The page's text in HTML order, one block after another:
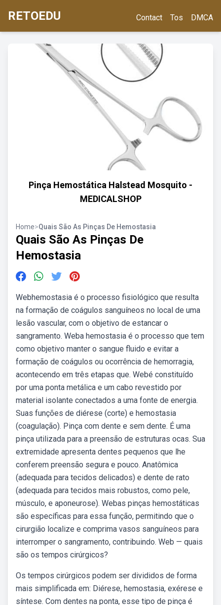
RETOEDU Contact Tos DMCA
Pinça Hemostática Halstead Mosquito -
MEDICALSHOP
Home>Quais São As Pinças De Hemostasia
Quais São As Pinças De
Hemostasia
Webhemostasia é o processo fisiológico que resulta
na formação de coágulos sanguíneos no local de uma
lesão vascular, com o objetivo de estancar o
sangramento. Weba hemostasia é o processo que tem
como objetivo manter o sangue fluido e evitar a
formação de coágulos ou ocorrência de hemorragia,
acontecendo em três etapas que. Webé constituído
por uma ponta metálica e um cabo revestido por
material isolante conectados a uma fonte de energia.
Suas funções de diérese (corte) e hemostasia
(coagulação). Pinça com dente e sem dente. É uma
pinça utilizada para a preensão de estruturas ocas. Sua
extremidade apresenta dentes pequenos que lhe
conferem preensão segura e pouco. Anatômica
(adequada para tecidos delicados) e dente de rato
(adequada para tecidos mais robustos, como pele,
músculo, e aponeurose). Webas pinças hemostáticas
são específicas para essa função, permitindo que o
cirurgião localize e comprima vasos sanguíneos para
interromper o sangramento, contribuindo. Web — quais
são os tempos cirúrgicos?
Os tempos cirúrgicos podem ser divididos de forma
mais simplificada em: Diérese, hemostasia, exérese e
síntese. Com dentes na ponta, esse tipo de pinça é